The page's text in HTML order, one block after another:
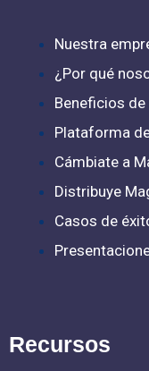
Nuestra
¿Por qué
Beneficios
Plataforma
Cámbiate a
Distribuye
Casos de
Recursos